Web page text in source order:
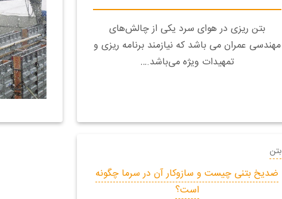
بتن ریزی در هوای سرد یکی از چالش‌های
مهندسی عمران می باشد که نیازمند برنامه ریزی و
تمهیدات ویژه می‌باشد.…
بتن
ضدیخ بتنی چیست و سازوکار آن در سرما چگونه
است؟